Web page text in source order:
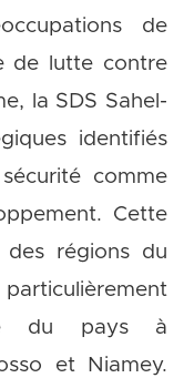
de
de lutte contre
la SDS Sahel-
identifiés
comme
Cette
des régions du
du pays à
et Niamey.